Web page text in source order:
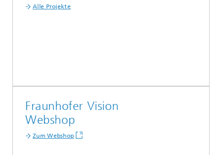
Alle Projekte
Fraunhofer Vision
Webshop
Zum Webshop